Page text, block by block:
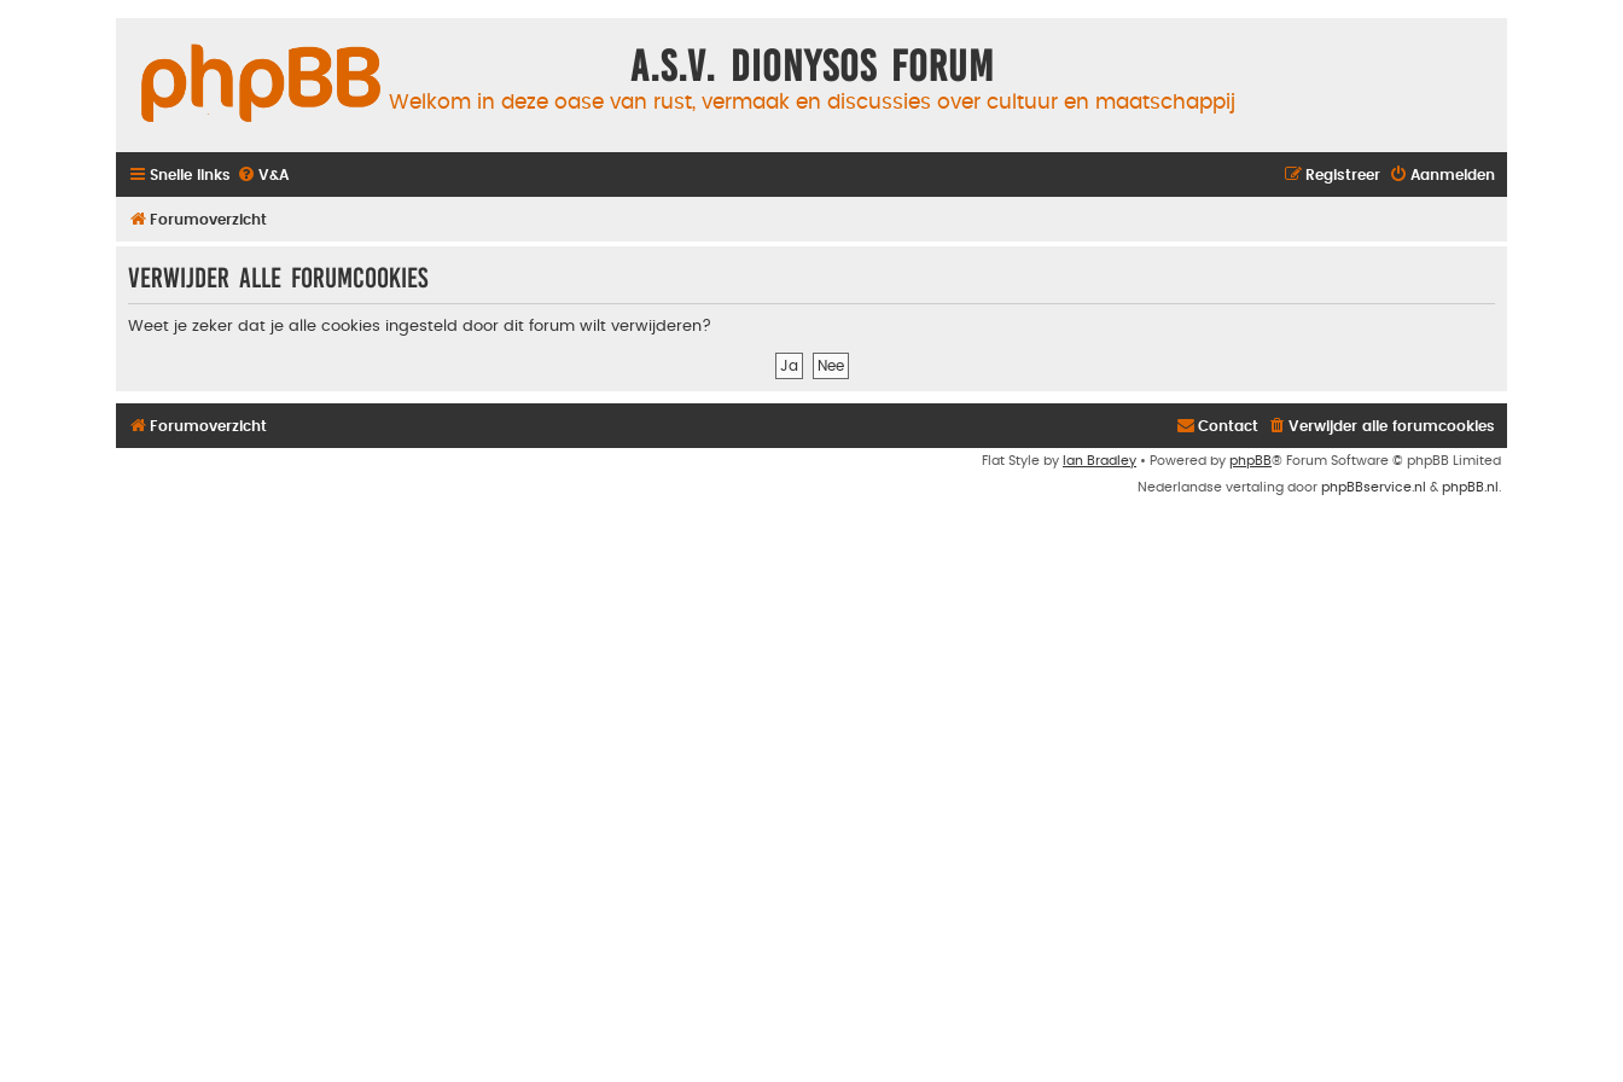
A.S.V. Dionysos Forum
Welkom in deze oase van rust, vermaak en discussies over cultuur en maatschappij
Snelle links V&A Aanmelden
Registreer
Forumoverzicht
Verwijder alle forumcookies
Weet je zeker dat je alle cookies ingesteld door dit forum wilt verwijderen?
Forumoverzicht Verwijder alle forumcookies
Contact
Flat Style by Ian Bradley • Powered by phpBB® Forum Software © phpBB Limited
Nederlandse vertaling door phpBBservice.nl & phpBB.nl .